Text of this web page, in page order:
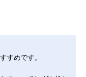
すめです。